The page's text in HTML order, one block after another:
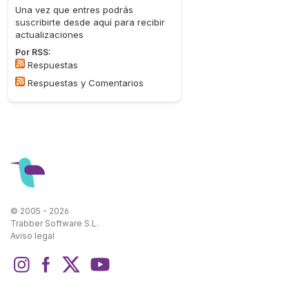
Una vez que entres podrás
suscribirte desde aquí para recibir
actualizaciones
Por RSS:
Respuestas
Respuestas y Comentarios
© 2005 - 2026
Trabber Software S.L.
Aviso legal